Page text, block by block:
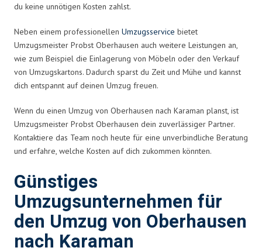
du keine unnötigen Kosten zahlst.
Neben einem professionellen Umzugsservice bietet
Umzugsmeister Probst Oberhausen auch weitere Leistungen an,
wie zum Beispiel die Einlagerung von Möbeln oder den Verkauf
von Umzugskartons. Dadurch sparst du Zeit und Mühe und kannst
dich entspannt auf deinen Umzug freuen.
Wenn du einen Umzug von Oberhausen nach Karaman planst, ist
Umzugsmeister Probst Oberhausen dein zuverlässiger Partner.
Kontaktiere das Team noch heute für eine unverbindliche Beratung
und erfahre, welche Kosten auf dich zukommen könnten.
Günstiges
Umzugsunternehmen für
den Umzug von Oberhausen
nach Karaman